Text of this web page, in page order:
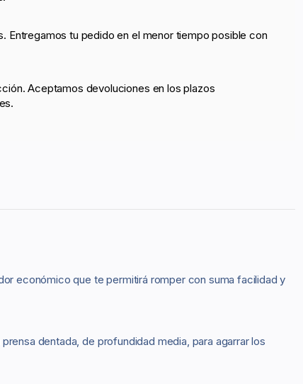
Entregamos tu pedido en el menor tiempo posible con
Aceptamos devoluciones en los plazos
económico que te permitirá romper con suma facilidad y
dentada, de profundidad media, para agarrar los